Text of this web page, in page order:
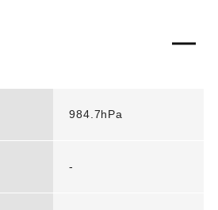
984.7hPa
-